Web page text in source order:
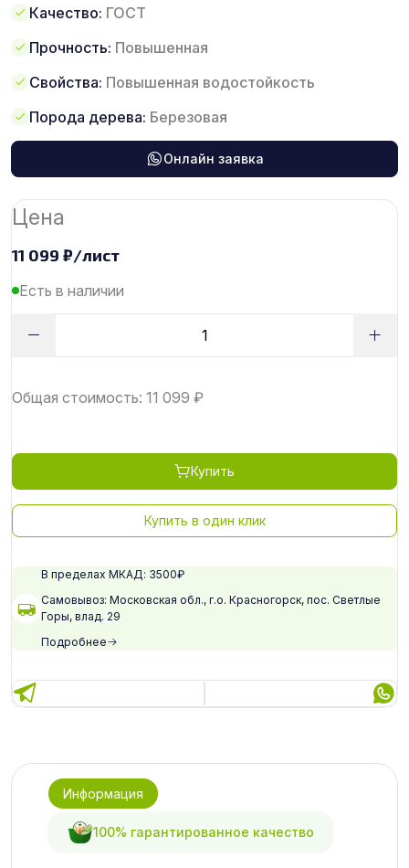
Качество: ГОСТ
Прочность: Повышенная
Свойства: Повышенная водостойкость
Порода дерева: Березовая
Онлайн заявка
Цена
11 099 ₽/лист
Есть в наличии
Общая стоимость: 11 099 ₽
Купить
Купить в один клик
В пределах МКАД: 3500₽
Самовывоз: Московская обл., г.о. Красногорск, пос. Светлые
Горы, влад. 29
Подробнее
Информация
100% гарантированное качество